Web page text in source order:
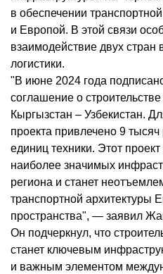
в обеспечении
и Европой. В этой связи
взаимодействие двух стран
логистики.
"В июне 2024 года
соглашение о
Кыргызстан – Узбекистан.
проекта привлечено 9
единиц техники. Этот
наиболее значимых
региона и станет
транспортной архитектуры
пространства", — заявил
Он подчеркнул, что
станет ключевым
и важным элементом